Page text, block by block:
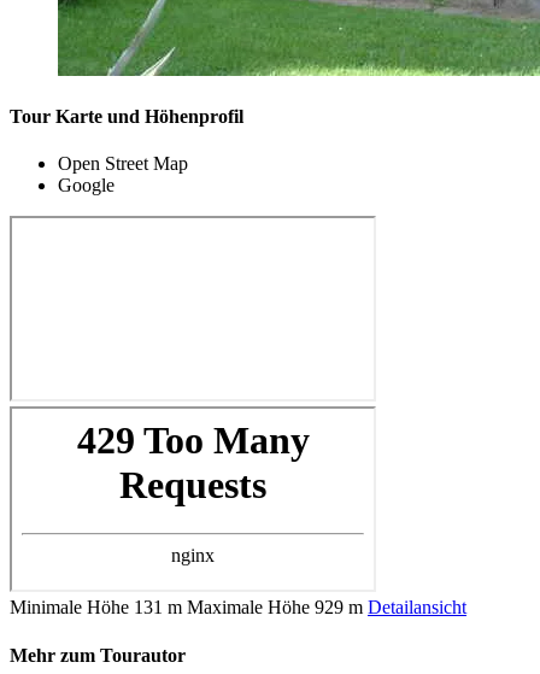
Tour Karte und Höhenprofil
Open Street Map
Google
Minimale Höhe 131 m Maximale Höhe 929 m Detailansicht
Mehr zum Tourautor